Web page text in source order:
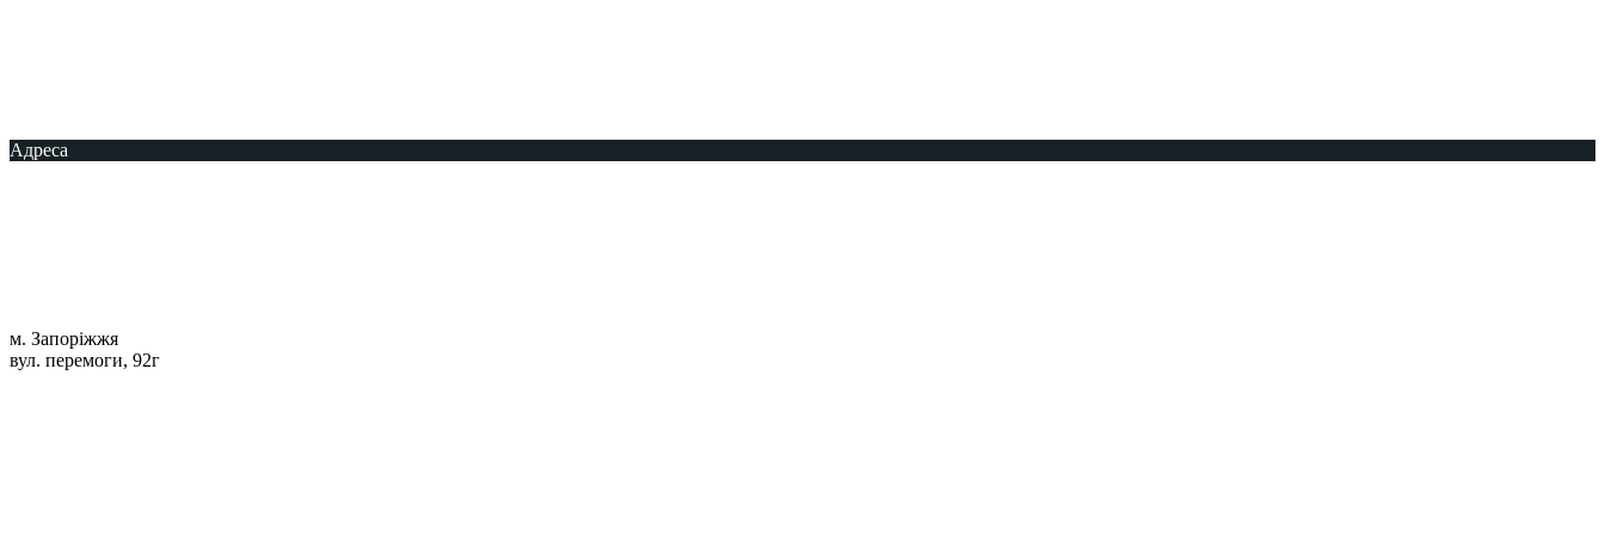
Адреса
м. Запоріжжя
вул. перемоги, 92г